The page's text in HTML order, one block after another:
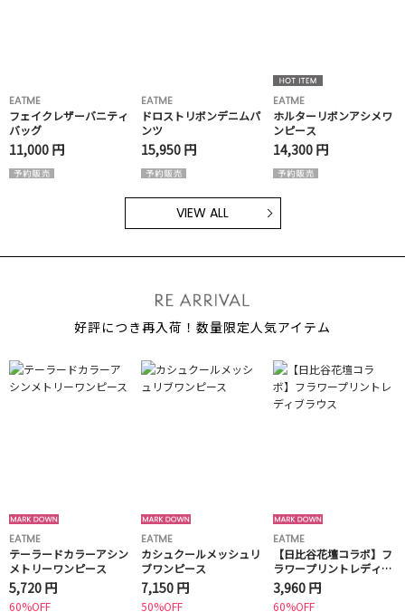
EATME
フェイクレザーバニティ
バッグ
11,000 円
EATME
ドロストリボンデニムパ
ンツ
15,950 円
EATME
ホルターリボンアシメワ
ンピース
14,300 円
VIEW ALL
好評につき再入荷！数量限定人気アイテム
EATME
テーラードカラーアシン
メトリーワンピース
5,720 円
60%OFF
EATME
カシュクールメッシュリ
ブワンピース
7,150 円
50%OFF
EATME
【日比谷花壇コラボ】フ
ラワープリントレディブ
ラウス
3,960 円
60%OFF